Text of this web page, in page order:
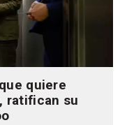
quiere
ratifican su